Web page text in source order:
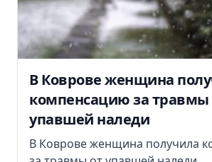
В Коврове женщина
компенсацию за травмы
упавшей наледи
В Коврове женщина получила